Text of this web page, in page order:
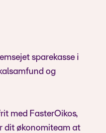
sparekasse i
og
med FasterOikos,
dit økonomiteam at